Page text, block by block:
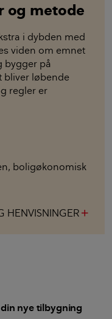
og metode
i dybden med
viden om emnet
bygger på
bliver løbende
regler er
, boligøkonomisk
HENVISNINGER
nye tilbygning